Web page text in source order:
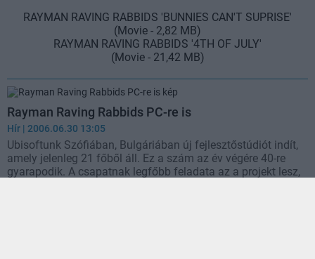
RAYMAN RAVING RABBIDS 'BUNNIES CAN'T SUPRISE'
(Movie - 2,82 MB)
RAYMAN RAVING RABBIDS '4TH OF JULY'
(Movie - 21,42 MB)
Rayman Raving Rabbids PC-re is
Hír | 2006.06.30 13:05
Ubisoftunk Szófiában, Bulgáriában új fejlesztőstúdiót indít,
amely jelenleg 21 főből áll. Ez a szám az év végére 40-re
gyarapodik. A csapatnak legfőbb feladata az a projekt lesz,